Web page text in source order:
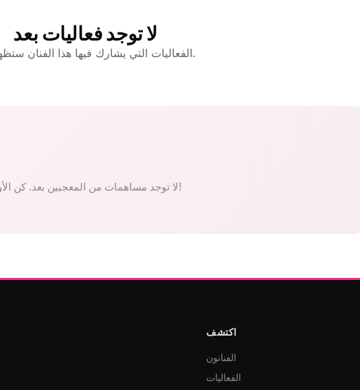
لا توجد فعاليات بعد
الفعاليات التي يشارك فيها هذا الفنان ستظهر هنا.
لا توجد مساهمات من المعجبين بعد. كن الأول!
اكتشف
الفنانون
الفعاليات